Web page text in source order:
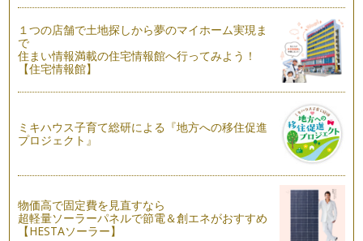
目からも美味しく♪色の効果
GWは家族でお出掛けに行く機会も多いと思います。そんな行
楽シーズンは、『お弁当』 の登場回…
「はじめまして」のお助けカラー
春は子育てママにとって、何かと忙しい季節。転勤やお引越し
での新しい環境。子どもの入園・入学…
１つの店舗で土地探しから夢のマイホーム実現ま
で
住まい情報満載の住宅情報館へ行ってみよう！
【住宅情報館】
ミキハウス子育て総研による『地方への移住促進
プロジェクト』
物価高で固定費を見直すなら
超軽量ソーラーパネルで節電＆創エネがおすすめ
【HESTAソーラー】